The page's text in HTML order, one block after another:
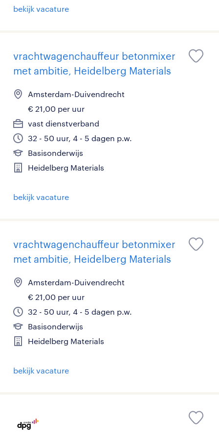
bekijk vacature
vrachtwagenchauffeur betonmixer
met ambitie, Heidelberg Materials
Amsterdam-Duivendrecht
€ 21,00 per uur
vast dienstverband
32 - 50 uur, 4 - 5 dagen p.w.
Basisonderwijs
Heidelberg Materials
bekijk vacature
vrachtwagenchauffeur betonmixer
met ambitie, Heidelberg Materials
Amsterdam-Duivendrecht
€ 21,00 per uur
32 - 50 uur, 4 - 5 dagen p.w.
Basisonderwijs
Heidelberg Materials
bekijk vacature